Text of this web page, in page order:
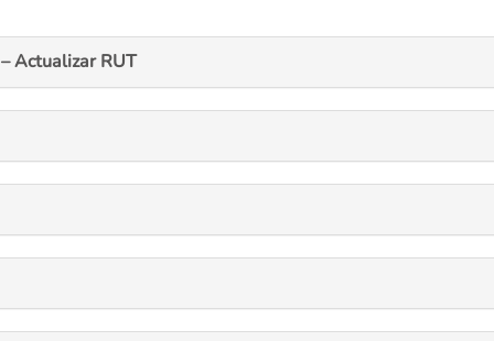
Actualizar RUT